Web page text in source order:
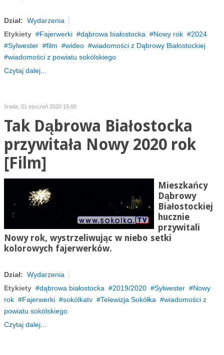
Dział: Wydarzenia
Etykiety
Fajerwerki dąbrowa białostocka Nowy rok
2024
Sylwester
film wideo
wiadomości z Dąbrowy Białostockiej
wiadomości z powiatu sokólskiego
Czytaj dalej...
środa, 01 styczeń 2020 15:00
Tak Dąbrowa Białostocka
przywitała Nowy 2020 rok
[Film]
Mieszkańcy
Dąbrowy
Białostockiej
hucznie
przywitali
Nowy rok, wystrzeliwując w niebo setki
kolorowych fajerwerków.
Dział: Wydarzenia
Etykiety
dąbrowa białostocka 2019/2020 Sylwester
Nowy
rok
Fajerwerki sokólkatv Telewizja Sokółka
wiadomości z
powiatu sokólskiego
Czytaj dalej...